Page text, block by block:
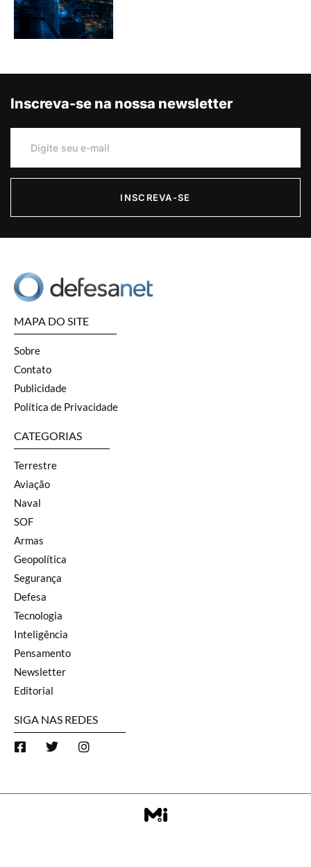
Inscreva-se na nossa newsletter
INSCREVA-SE
MAPA DO SITE
Sobre
Contato
Publicidade
Política de Privacidade
CATEGORIAS
Terrestre
Aviação
Naval
SOF
Armas
Geopolítica
Segurança
Defesa
Tecnologia
Inteligência
Pensamento
Newsletter
Editorial
SIGA NAS REDES